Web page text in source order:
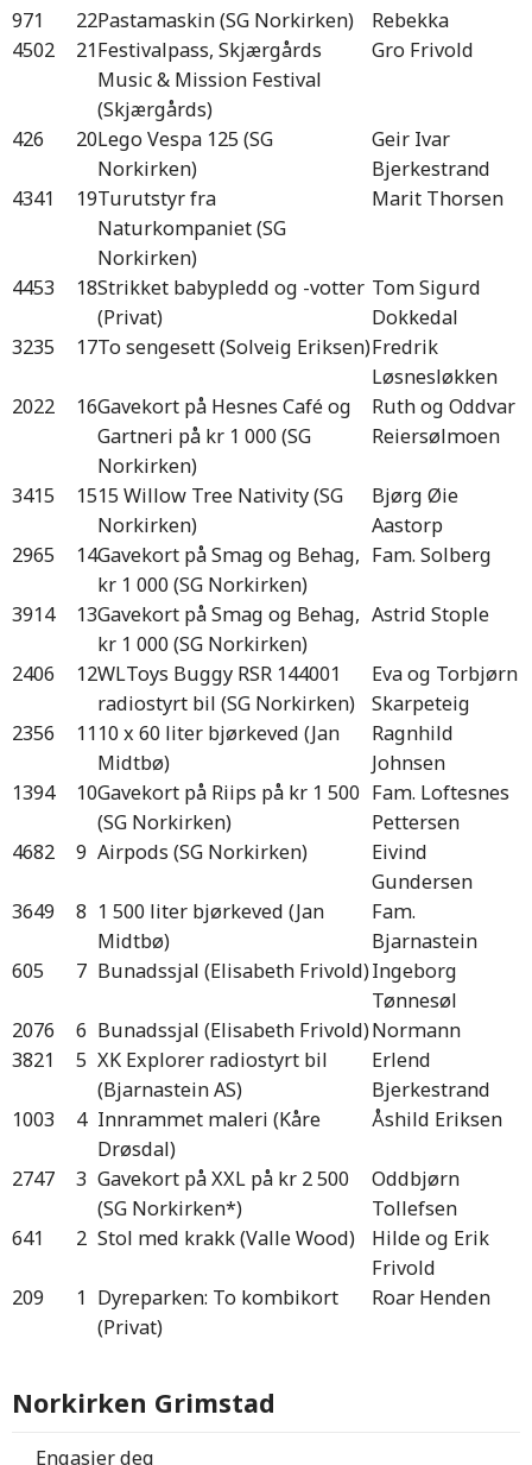
971
22Pastamaskin (SG Norkirken)
Rebekka
4502
21Festivalpass, Skjærgårds
Music & Mission Festival
(Skjærgårds)
Gro Frivold
426 20Lego Vespa 125 (SG
Norkirken)
Geir Ivar
Bjerkestrand
4341
19Turutstyr fra
Naturkompaniet (SG
Norkirken)
Marit Thorsen
4453 18Strikket babypledd og -votter
(Privat)
Tom Sigurd
Dokkedal
3235
17To sengesett (Solveig Eriksen)Fredrik
Løsnesløkken
2022
16Gavekort på Hesnes Café og
Gartneri på kr 1 000 (SG
Norkirken)
Ruth og Oddvar
Reiersølmoen
3415 1515 Willow Tree Nativity (SG
Norkirken)
Bjørg Øie
Aastorp
2965
14Gavekort på Smag og Behag,
kr 1 000 (SG Norkirken)
Fam. Solberg
3914 13Gavekort på Smag og Behag,
kr 1 000 (SG Norkirken)
Astrid Stople
2406 12WLToys Buggy RSR 144001
radiostyrt bil (SG Norkirken)
Eva og Torbjørn
Skarpeteig
2356
1110 x 60 liter bjørkeved (Jan
Midtbø)
Ragnhild
Johnsen
1394
10Gavekort på Riips på kr 1 500
(SG Norkirken)
Fam. Loftesnes
Pettersen
4682
9 Airpods (SG Norkirken)
Eivind
Gundersen
3649
8 1 500 liter bjørkeved (Jan
Midtbø)
Fam.
Bjarnastein
605
7 Bunadssjal (Elisabeth Frivold)Ingeborg
Tønnesøl
2076
6 Bunadssjal (Elisabeth Frivold)Normann
3821
5 XK Explorer radiostyrt bil
(Bjarnastein AS)
Erlend
Bjerkestrand
1003
4 Innrammet maleri (Kåre
Drøsdal)
Åshild Eriksen
2747 3 Gavekort på XXL på kr 2 500
(SG Norkirken*)
Oddbjørn
Tollefsen
641
2 Stol med krakk (Valle Wood)
Hilde og Erik
Frivold
209
1 Dyreparken: To kombikort
(Privat)
Roar Henden
Norkirken Grimstad
Engasjer deg